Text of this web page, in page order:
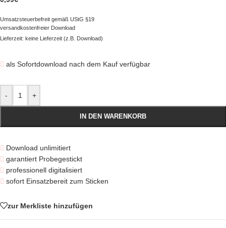
Umsatzsteuerbefreit gemäß UStG §19
versandkostenfreier Download
Lieferzeit: keine Lieferzeit (z.B. Download)
als Sofortdownload nach dem Kauf verfügbar
- +
IN DEN WARENKORB
Download unlimitiert
garantiert Probegestickt
professionell digitalisiert
sofort Einsatzbereit zum Sticken
zur Merkliste hinzufügen